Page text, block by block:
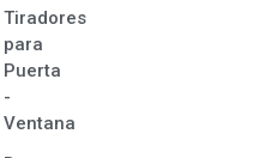
Tiradores
para
Puerta
-
Ventana